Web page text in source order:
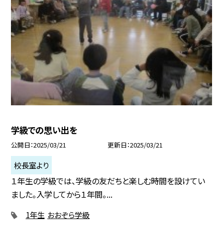
学級での思い出を
公開日 2025/03/21 更新日 2025/03/21
校長室より
１年生の学級では、学級の友だちと楽しむ時間を設けてい
ました。入学してから１年間。...
1年生 おおぞら学級